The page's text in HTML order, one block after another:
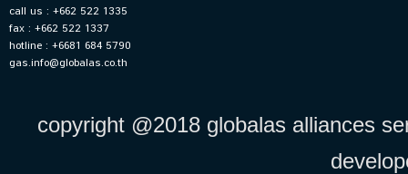
call us : +662 522 1335
fax : +662 522 1337
hotline : +6681 684 5790
gas.info@globalas.co.th
copyright @2018 globalas alliances